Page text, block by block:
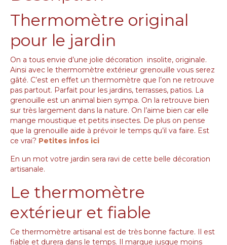
Thermomètre original
pour le jardin
On a tous envie d’une jolie décoration insolite, originale.
Ainsi avec le thermomètre extérieur grenouille vous serez
gâté. C’est en effet un thermomètre que l’on ne retrouve
pas partout. Parfait pour les jardins, terrasses, patios. La
grenouille est un animal bien sympa. On la retrouve bien
sur très largement dans la nature. On l’aime bien car elle
mange moustique et petits insectes. De plus on pense
que la grenouille aide à prévoir le temps qu’il va faire. Est
ce vrai? Petites infos ici
En un mot votre jardin sera ravi de cette belle décoration
artisanale.
Le thermomètre
extérieur et fiable
Ce thermomètre artisanal est de très bonne facture. Il est
fiable et durera dans le temps. Il marque jusque moins